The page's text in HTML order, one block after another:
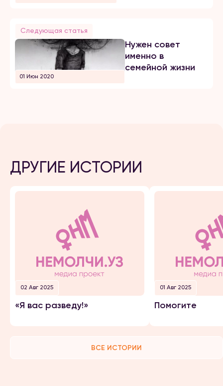
Следующая статья
01 Июн 2020
Нужен совет
именно в
семейной жизни
ДРУГИЕ ИСТОРИИ
02 Авг 2025
«Я вас разведу!»
01 Авг 2025
Помогите
ВСЕ ИСТОРИИ